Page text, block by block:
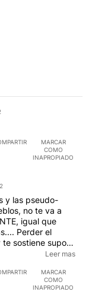
MARCAR
COMO
INAPROPIADO
y las pseudo-
no te va a
igual que
Perder el
sostiene supone
algo que no sos
urgentes, que no
de los medios...
Leer mas
MARCAR
COMO
INAPROPIADO